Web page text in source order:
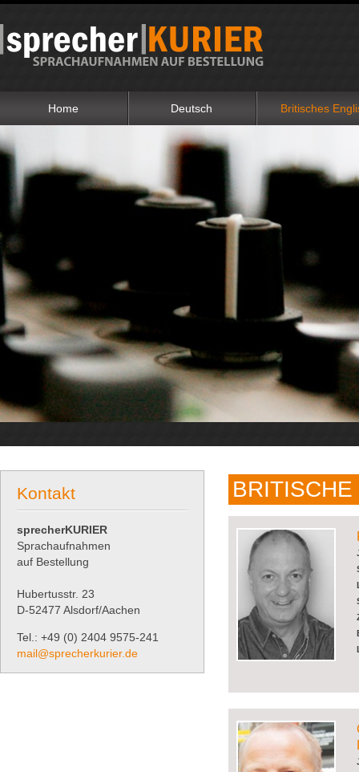
Home Deutsch Britisches
Kontakt
sprecherKURIER
Sprachaufnahmen
auf Bestellung
Hubertusstr. 23
D-52477 Alsdorf/Aachen
Tel.: +49 (0) 2404 9575-241
mail@sprecherkurier.de